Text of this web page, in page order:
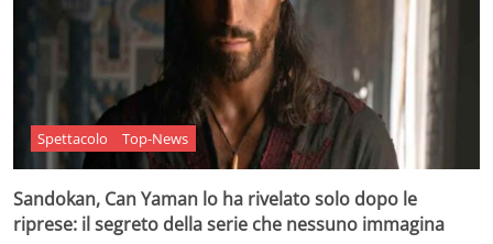
Spettacolo Top-News
Sandokan, Can Yaman lo ha rivelato solo dopo le
riprese: il segreto della serie che nessuno immagina